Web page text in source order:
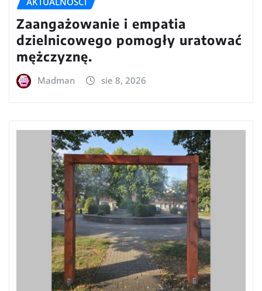
Zaangażowanie i empatia
dzielnicowego pomogły uratować
mężczyznę.
Madman sie 8, 2026